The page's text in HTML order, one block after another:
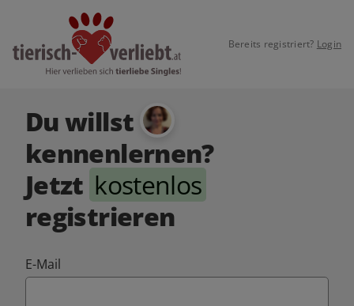
Bereits registriert? Login
Du willst
kennenlernen?
Jetzt kostenlos
registrieren
E-Mail